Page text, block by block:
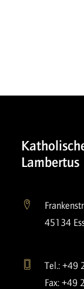
Lambertus
45134
Tel.: +49
Fax: +49